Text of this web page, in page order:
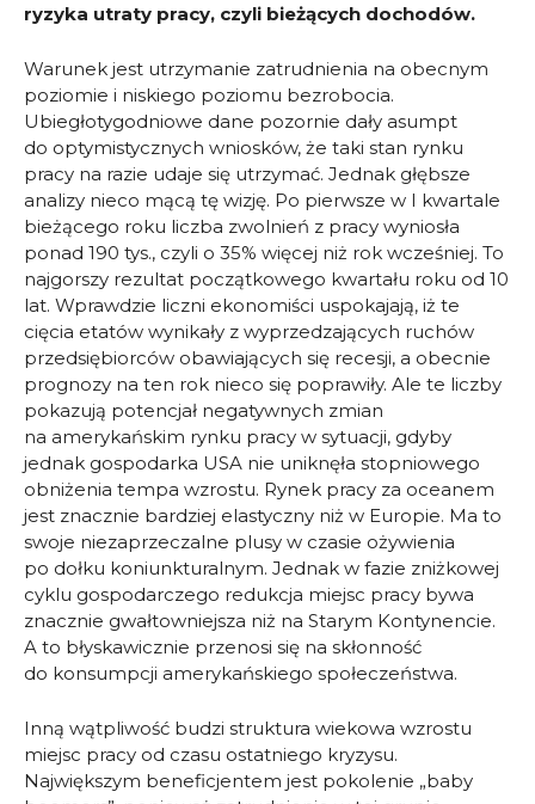
ryzyka utraty pracy, czyli bieżących dochodów.
Warunek jest utrzymanie zatrudnienia na obecnym
poziomie i niskiego poziomu bezrobocia.
Ubiegłotygodniowe dane pozornie dały asumpt
do optymistycznych wniosków, że taki stan rynku
pracy na razie udaje się utrzymać. Jednak głębsze
analizy nieco mącą tę wizję. Po pierwsze w I kwartale
bieżącego roku liczba zwolnień z pracy wyniosła
ponad 190 tys., czyli o 35% więcej niż rok wcześniej. To
najgorszy rezultat początkowego kwartału roku od 10
lat. Wprawdzie liczni ekonomiści uspokajają, iż te
cięcia etatów wynikały z wyprzedzających ruchów
przedsiębiorców obawiających się recesji, a obecnie
prognozy na ten rok nieco się poprawiły. Ale te liczby
pokazują potencjał negatywnych zmian
na amerykańskim rynku pracy w sytuacji, gdyby
jednak gospodarka USA nie uniknęła stopniowego
obniżenia tempa wzrostu. Rynek pracy za oceanem
jest znacznie bardziej elastyczny niż w Europie. Ma to
swoje niezaprzeczalne plusy w czasie ożywienia
po dołku koniunkturalnym. Jednak w fazie zniżkowej
cyklu gospodarczego redukcja miejsc pracy bywa
znacznie gwałtowniejsza niż na Starym Kontynencie.
A to błyskawicznie przenosi się na skłonność
do konsumpcji amerykańskiego społeczeństwa.
Inną wątpliwość budzi struktura wiekowa wzrostu
miejsc pracy od czasu ostatniego kryzysu.
Największym beneficjentem jest pokolenie „baby